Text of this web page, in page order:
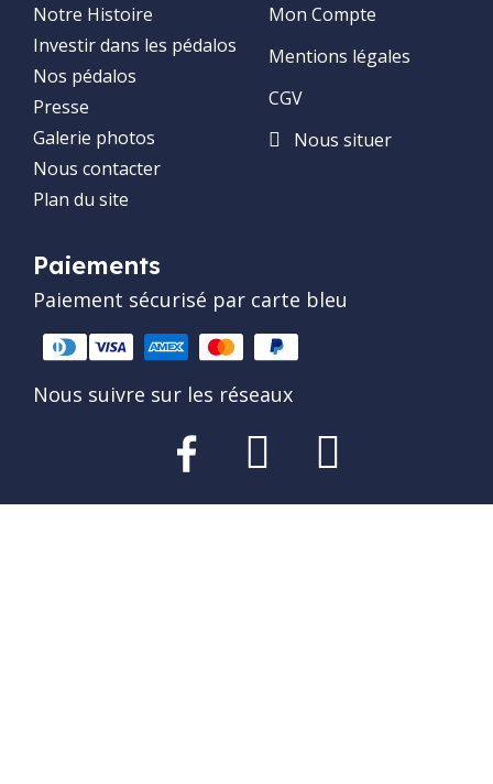
Notre Histoire
Investir dans les pédalos
Nos pédalos
Presse
Galerie photos
Nous contacter
Plan du site
Mon Compte
Mentions légales
CGV
Nous situer
Paiements
Paiement sécurisé par carte bleu
Nous suivre sur les réseaux